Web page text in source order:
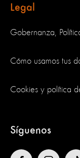
Legal
Gobernanza,
Cómo usamos tus
Cookies y política
Síguenos